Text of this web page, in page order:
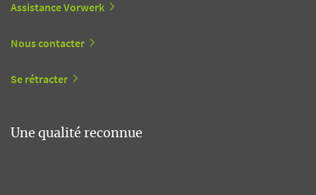
Assistance Vorwerk
Nous contacter
Se rétracter
Une qualité reconnue